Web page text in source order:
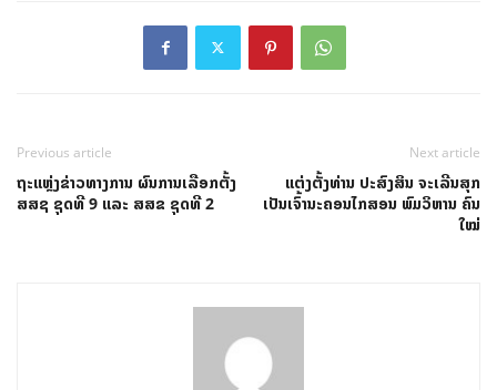
Previous article
ຖະແຫຼ່ງຂ່າວທາງການ ຜົນການເລືອກຕັ້ງ
ສສຊ ຊຸດທີ 9 ແລະ ສສຂ ຊຸດທີ 2
Next article
ແຕ່ງຕັ້ງທ່ານ ປະສົງສິນ ຈະເລີນສຸກ
ເປັນເຈົ້ານະຄອນໄກສອນ ພົມວິຫານ ຄົນ
ໃໝ່